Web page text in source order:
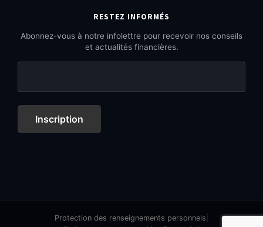
RESTEZ INFORMÉS
Abonnez-vous à notre infolettre pour recevoir nos conseils
et actualités financières.
Inscription
Protection des renseignements personnels